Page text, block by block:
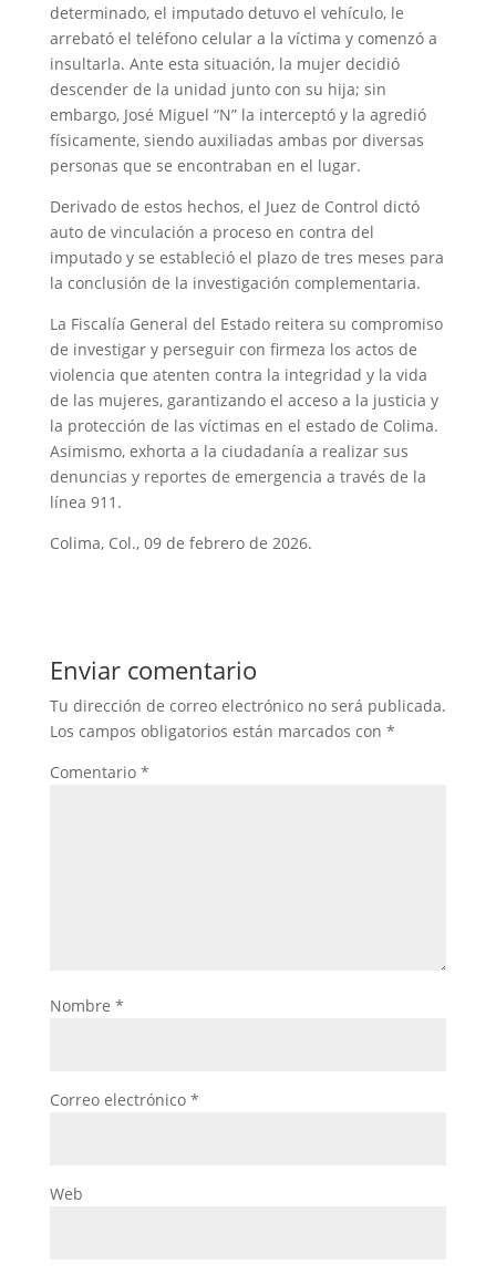
determinado, el imputado detuvo el vehículo, le
arrebató el teléfono celular a la víctima y comenzó a
insultarla. Ante esta situación, la mujer decidió
descender de la unidad junto con su hija; sin
embargo, José Miguel “N” la interceptó y la agredió
físicamente, siendo auxiliadas ambas por diversas
personas que se encontraban en el lugar.
Derivado de estos hechos, el Juez de Control dictó
auto de vinculación a proceso en contra del
imputado y se estableció el plazo de tres meses para
la conclusión de la investigación complementaria.
La Fiscalía General del Estado reitera su compromiso
de investigar y perseguir con firmeza los actos de
violencia que atenten contra la integridad y la vida
de las mujeres, garantizando el acceso a la justicia y
la protección de las víctimas en el estado de Colima.
Asimismo, exhorta a la ciudadanía a realizar sus
denuncias y reportes de emergencia a través de la
línea 911.
Colima, Col., 09 de febrero de 2026.
Enviar comentario
Tu dirección de correo electrónico no será publicada.
Los campos obligatorios están marcados con *
Comentario *
Nombre *
Correo electrónico *
Web